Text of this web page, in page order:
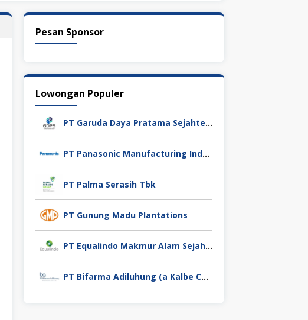
Pesan Sponsor
Lowongan Populer
PT Garuda Daya Pratama Sejahtera
PT Panasonic Manufacturing Indonesia
PT Palma Serasih Tbk
PT Gunung Madu Plantations
PT Equalindo Makmur Alam Sejahtera (Equalindo Group)
PT Bifarma Adiluhung (a Kalbe Company)